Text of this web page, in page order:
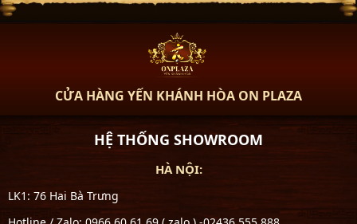
CỬA HÀNG YẾN KHÁNH HÒA ON PLAZA
HỆ THỐNG SHOWROOM
HÀ NỘI:
LK1: 76 Hai Bà Trưng